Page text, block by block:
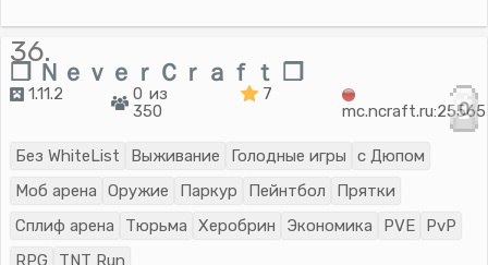
36.
❐ ＮｅｖｅｒＣｒａｆｔ ❐
1.11.2
0 из
350
7
mc.ncraft.ru:25565
0
Без WhiteList Выживание Голодные игры
с Дюпом
Моб арена
Оружие Паркур Пейнтбол
Прятки
Сплиф арена
Тюрьма Херобрин Экономика PVE
PvP
RPG
TNT Run